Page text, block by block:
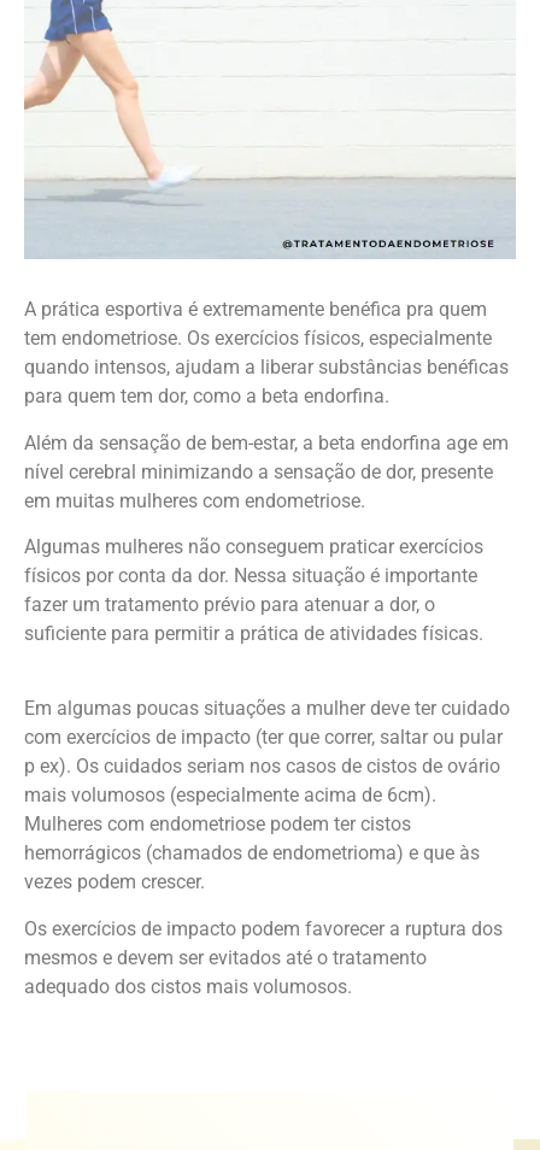
A prática esportiva é extremamente benéfica pra quem
tem endometriose. Os exercícios físicos, especialmente
quando intensos, ajudam a liberar substâncias benéficas
para quem tem dor, como a beta endorfina.
Além da sensação de bem-estar, a beta endorfina age em
nível cerebral minimizando a sensação de dor, presente
em muitas mulheres com endometriose.
Algumas mulheres não conseguem praticar exercícios
físicos por conta da dor. Nessa situação é importante
fazer um tratamento prévio para atenuar a dor, o
suficiente para permitir a prática de atividades físicas.
Em algumas poucas situações a mulher deve ter cuidado
com exercícios de impacto (ter que correr, saltar ou pular
p ex). Os cuidados seriam nos casos de cistos de ovário
mais volumosos (especialmente acima de 6cm).
Mulheres com endometriose podem ter cistos
hemorrágicos (chamados de endometrioma) e que às
vezes podem crescer.
Os exercícios de impacto podem favorecer a ruptura dos
mesmos e devem ser evitados até o tratamento
adequado dos cistos mais volumosos.